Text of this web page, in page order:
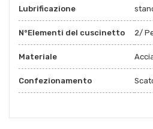
Lubrificazione
N°Elementi del cuscinetto 2/
Materiale
Confezionamento